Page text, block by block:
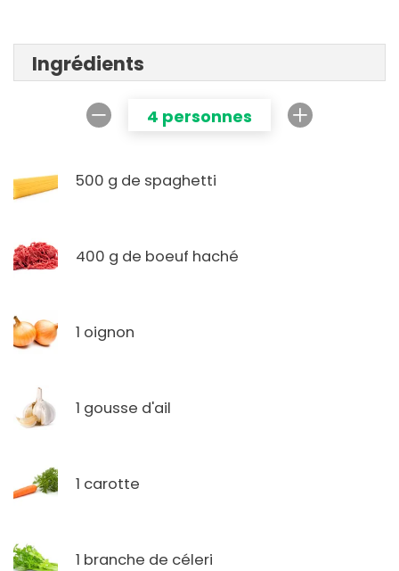
Ingrédients
4 personnes
500 g de spaghetti
400 g de boeuf haché
1 oignon
1 gousse d'ail
1 carotte
1 branche de céleri